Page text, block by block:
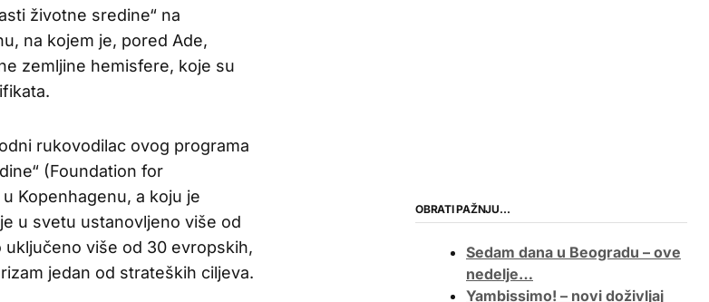
životne sredine“ na
na kojem je, pored Ade,
zemljine hemisfere, koje su
rukovodilac ovog programa
(Foundation for
Kopenhagenu, a koju je
u svetu ustanovljeno više od
uključeno više od 30 evropskih,
jedan od strateških ciljeva.
OBRATI PAŽNJU…
Sedam dana u Beogradu – ove
nedelje…
Yambissimo! – novi doživljaj